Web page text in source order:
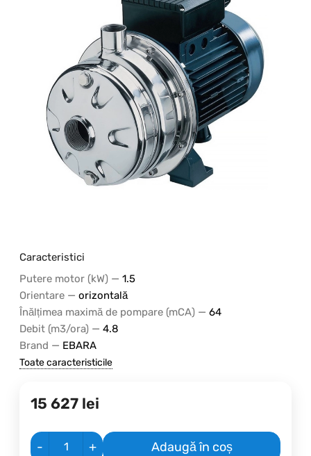
Caracteristici
Putere motor (kW) — 1.5
Orientare — orizontală
Înălțimea maximă de pompare (mCA) — 64
Debit (m3/ora) — 4.8
Brand — EBARA
Toate caracteristicile
15 627 lei
- + Adaugă în coș